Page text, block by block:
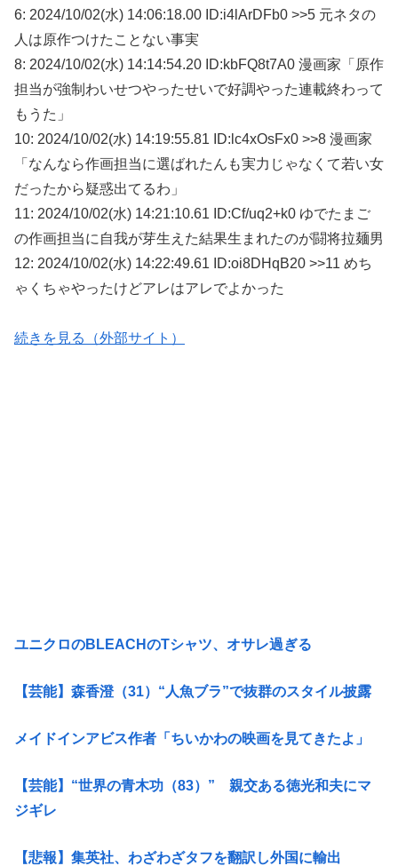
6: 2024/10/02(水) 14:06:18.00 ID:i4lArDFb0 >>5 元ネタの
人は原作つけたことない事実
8: 2024/10/02(水) 14:14:54.20 ID:kbFQ8t7A0 漫画家「原作
担当が強制わいせつやったせいで好調やった連載終わって
もうた」
10: 2024/10/02(水) 14:19:55.81 ID:lc4xOsFx0 >>8 漫画家
「なんなら作画担当に選ばれたんも実力じゃなくて若い女
だったから疑惑出てるわ」
11: 2024/10/02(水) 14:21:10.61 ID:Cf/uq2+k0 ゆでたまご
の作画担当に自我が芽生えた結果生まれたのが闘将拉麺男
12: 2024/10/02(水) 14:22:49.61 ID:oi8DHqB20 >>11 めち
ゃくちゃやったけどアレはアレでよかった
続きを見る（外部サイト）
ユニクロのBLEACHのTシャツ、オサレ過ぎる
【芸能】森香澄（31）“人魚ブラ”で抜群のスタイル披露
メイドインアビス作者「ちいかわの映画を見てきたよ」
【芸能】“世界の青木功（83）” 親交ある徳光和夫にマ
ジギレ
【悲報】集英社、わざわざタフを翻訳し外国に輸出